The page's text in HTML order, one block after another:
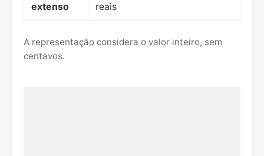
extenso
reais
A representação considera o valor inteiro, sem
centavos.